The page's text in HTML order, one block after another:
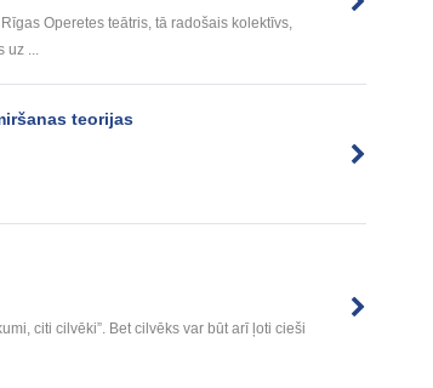
Operetes teātris, tā radošais kolektīvs,
uz ...
teorijas
citi cilvēki”. Bet cilvēks var būt arī ļoti cieši